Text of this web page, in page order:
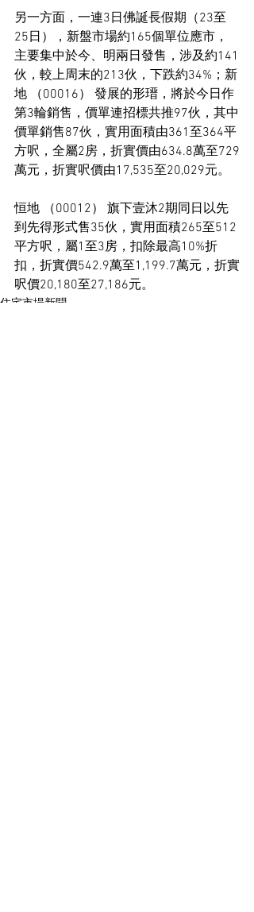
另一方面，一連3日佛誕長假期（23至
25日），新盤市場約165個單位應市，
主要集中於今、明兩日發售，涉及約141
伙，較上周末的213伙，下跌約34%；新
地 （00016） 發展的形瑨，將於今日作
第3輪銷售，價單連招標共推97伙，其中
價單銷售87伙，實用面積由361至364平
方呎，全屬2房，折實價由634.8萬至729
萬元，折實呎價由17,535至20,029元。
恒地 （00012） 旗下壹沐2期同日以先
到先得形式售35伙，實用面積265至512
平方呎，屬1至3房，扣除最高10%折
扣，折實價542.9萬至1,199.7萬元，折實
呎價20,180至27,186元。
住宅市場新聞